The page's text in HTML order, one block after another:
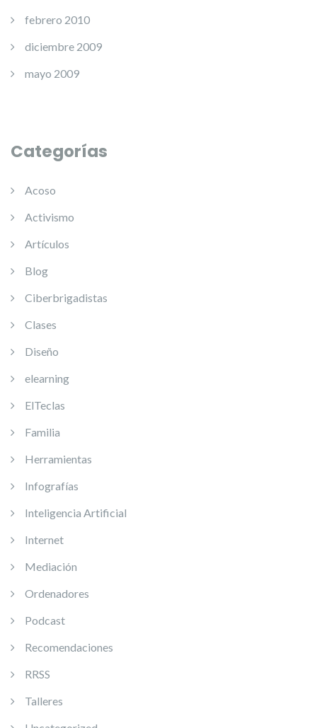
febrero 2010
diciembre 2009
mayo 2009
Categorías
Acoso
Activismo
Artículos
Blog
Ciberbrigadistas
Clases
Diseño
elearning
ElTeclas
Familia
Herramientas
Infografías
Inteligencia Artificial
Internet
Mediación
Ordenadores
Podcast
Recomendaciones
RRSS
Talleres